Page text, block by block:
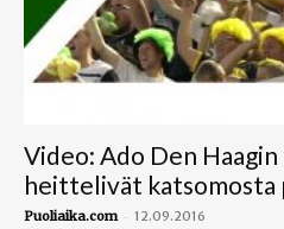
Video: Ado Den
heittelivät katsomosta
Puoliaika.com - 12.09.2016